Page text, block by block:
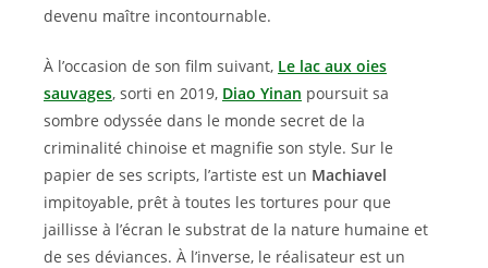
devenu maître incontournable.
À l’occasion de son film suivant, Le lac aux oies
sauvages, sorti en 2019, Diao Yinan poursuit sa
sombre odyssée dans le monde secret de la
criminalité chinoise et magnifie son style. Sur le
papier de ses scripts, l’artiste est un Machiavel
impitoyable, prêt à toutes les tortures pour que
jaillisse à l’écran le substrat de la nature humaine et
de ses déviances. À l’inverse, le réalisateur est un